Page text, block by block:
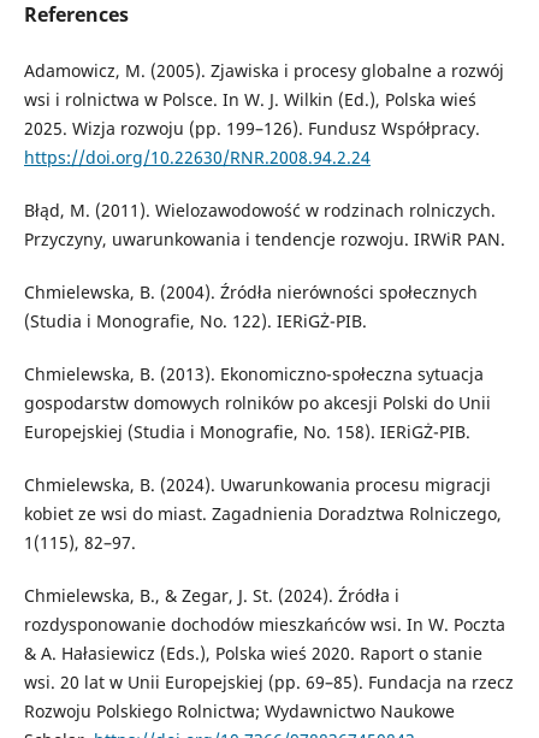
References
Adamowicz, M. (2005). Zjawiska i procesy globalne a rozwój
wsi i rolnictwa w Polsce. In W. J. Wilkin (Ed.), Polska wieś
2025. Wizja rozwoju (pp. 199–126). Fundusz Współpracy.
https://doi.org/10.22630/RNR.2008.94.2.24
Błąd, M. (2011). Wielozawodowość w rodzinach rolniczych.
Przyczyny, uwarunkowania i tendencje rozwoju. IRWiR PAN.
Chmielewska, B. (2004). Źródła nierówności społecznych
(Studia i Monografie, No. 122). IERiGŻ-PIB.
Chmielewska, B. (2013). Ekonomiczno-społeczna sytuacja
gospodarstw domowych rolników po akcesji Polski do Unii
Europejskiej (Studia i Monografie, No. 158). IERiGŻ-PIB.
Chmielewska, B. (2024). Uwarunkowania procesu migracji
kobiet ze wsi do miast. Zagadnienia Doradztwa Rolniczego,
1(115), 82–97.
Chmielewska, B., & Zegar, J. St. (2024). Źródła i
rozdysponowanie dochodów mieszkańców wsi. In W. Poczta
& A. Hałasiewicz (Eds.), Polska wieś 2020. Raport o stanie
wsi. 20 lat w Unii Europejskiej (pp. 69–85). Fundacja na rzecz
Rozwoju Polskiego Rolnictwa; Wydawnictwo Naukowe